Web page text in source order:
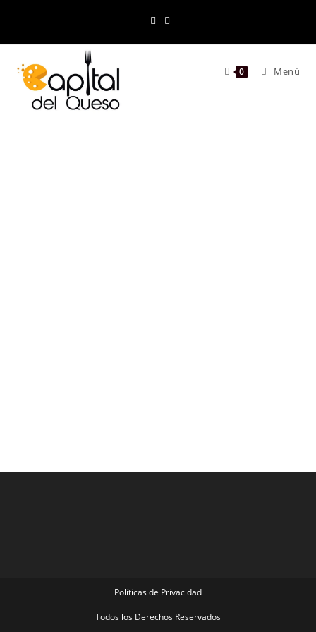
0 Menú
Políticas de Privacidad
Todos los Derechos Reservados